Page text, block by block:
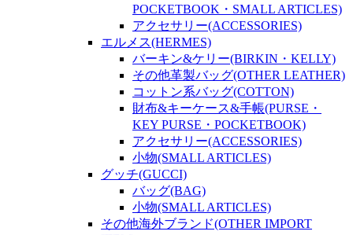
POCKETBOOK・SMALL ARTICLES)
アクセサリー(ACCESSORIES)
エルメス(HERMES)
バーキン&ケリー(BIRKIN・KELLY)
その他革製バッグ(OTHER LEATHER)
コットン系バッグ(COTTON)
財布&キーケース&手帳(PURSE・
KEY PURSE・POCKETBOOK)
アクセサリー(ACCESSORIES)
小物(SMALL ARTICLES)
グッチ(GUCCI)
バッグ(BAG)
小物(SMALL ARTICLES)
その他海外ブランド(OTHER IMPORT